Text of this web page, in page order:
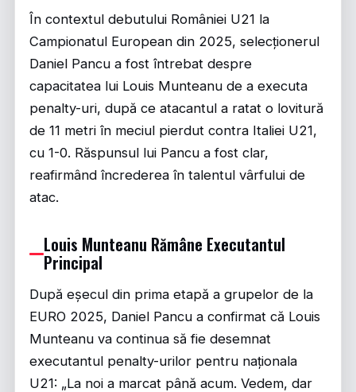
În contextul debutului României U21 la
Campionatul European din 2025, selecționerul
Daniel Pancu a fost întrebat despre
capacitatea lui Louis Munteanu de a executa
penalty-uri, după ce atacantul a ratat o lovitură
de 11 metri în meciul pierdut contra Italiei U21,
cu 1-0. Răspunsul lui Pancu a fost clar,
reafirmând încrederea în talentul vârfului de
atac.
Louis Munteanu Rămâne Executantul
Principal
După eșecul din prima etapă a grupelor de la
EURO 2025, Daniel Pancu a confirmat că Louis
Munteanu va continua să fie desemnat
executantul penalty-urilor pentru naționala
U21: „La noi a marcat până acum. Vedem, dar